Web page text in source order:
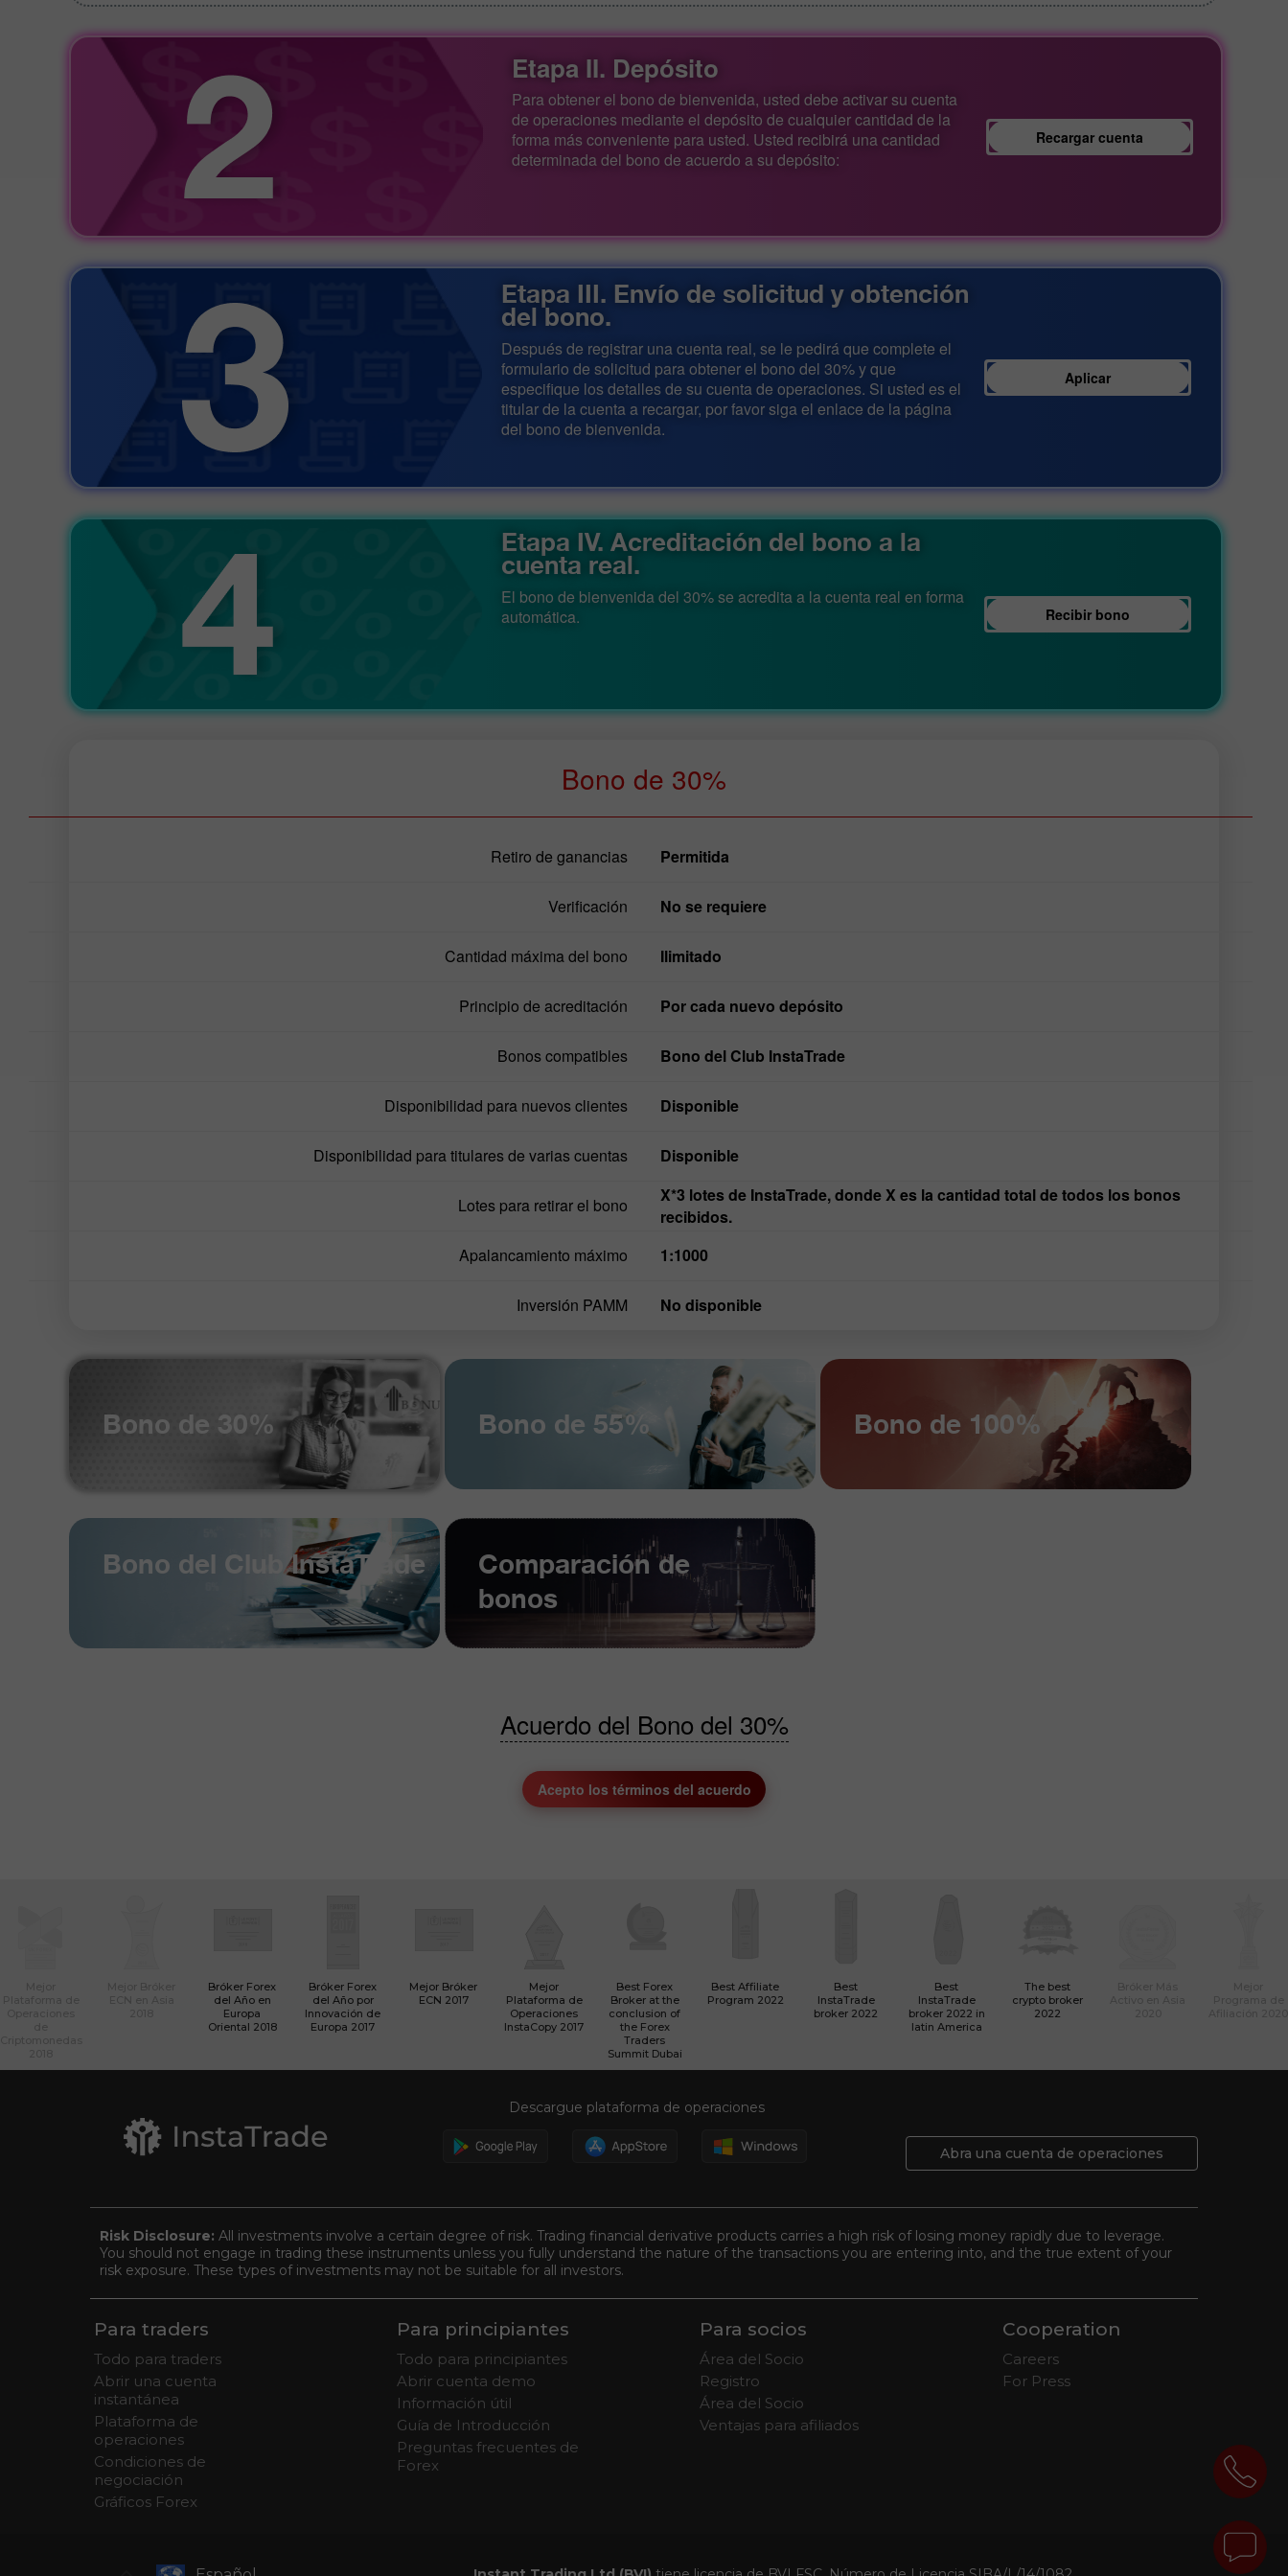
Etapa II. Depósito
Para obtener el bono de bienvenida, usted debe activar su cuenta
de operaciones mediante el depósito de cualquier cantidad de la
forma más conveniente para usted. Usted recibirá una cantidad
determinada del bono de acuerdo a su depósito:
Recargar cuenta
Etapa III. Envío de solicitud y obtención
del bono.
Después de registrar una cuenta real, se le pedirá que complete el
formulario de solicitud para obtener el bono del 30% y que
especifique los detalles de su cuenta de operaciones. Si usted es el
titular de la cuenta a recargar, por favor siga el enlace de la página
del bono de bienvenida.
Aplicar
Etapa IV. Acreditación del bono a la
cuenta real.
El bono de bienvenida del 30% se acredita a la cuenta real en forma
automática.
Recibir bono
Bono de 30%
Retiro de ganancias Permitida
Verificación No se requiere
Cantidad máxima del bono Ilimitado
Principio de acreditación Por cada nuevo depósito
Bonos compatibles Bono del Club InstaTrade
Disponibilidad para nuevos clientes Disponible
Disponibilidad para titulares de varias cuentas Disponible
Lotes para retirar el bono
X*3 lotes de InstaTrade, donde X es la cantidad total de todos los bonos
recibidos.
Apalancamiento máximo
1:1000
Inversión PAMM No disponible
Bono de 30% Bono de 55% Bono de 100%
Bono del Club InstaTrade
Comparación de
bonos
Acuerdo del Bono del 30%
Acepto los términos del acuerdo
Bróker Forex
del Año en
Europa
Oriental 2018
Bróker Forex
del Año por
Innovación de
Europa 2017
Mejor Bróker
ECN 2017
Mejor
Plataforma de
Operaciones
InstaCopy 2017
Best Forex
Broker at the
conclusion of
the Forex
Traders
Summit Dubai
Best Affiliate
Program 2022
Best
InstaTrade
broker 2022
Best
InstaTrade
broker 2022 in
latin America
The best
crypto broker
2022
Descargue plataforma de operaciones
Abra una cuenta de operaciones
Risk Disclosure: All investments involve a certain degree of risk. Trading financial derivative products carries a high risk of losing money rapidly due to leverage.
You should not engage in trading these instruments unless you fully understand the nature of the transactions you are entering into, and the true extent of your
risk exposure. These types of investments may not be suitable for all investors.
Para traders
Todo para traders
Abrir una cuenta
instantánea
Plataforma de
operaciones
Condiciones de
negociación
Gráficos Forex
Para principiantes
Todo para principiantes
Abrir cuenta demo
Información útil
Guía de Introducción
Preguntas frecuentes de
Forex
Para socios
Área del Socio
Registro
Área del Socio
Ventajas para afiliados
Cooperation
Careers
For Press